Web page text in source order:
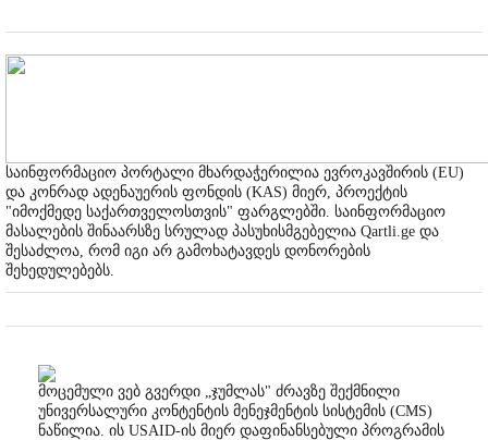
საინფორმაციო პორტალი მხარდაჭერილია ევროკავშირის (EU)
და კონრად ადენაუერის ფონდის (KAS) მიერ, პროექტის
"იმოქმედე საქართველოსთვის" ფარგლებში. საინფორმაციო
მასალების შინაარსზე სრულად პასუხისმგებელია Qartli.ge და
შესაძლოა, რომ იგი არ გამოხატავდეს დონორების
შეხედულებებს.
მოცემული ვებ გვერდი „ჯუმლას" ძრავზე შექმნილი
უნივერსალური კონტენტის მენეჯმენტის სისტემის (CMS)
ნაწილია. ის USAID-ის მიერ დაფინანსებული პროგრამის